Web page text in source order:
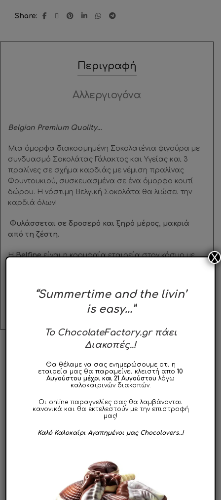
Share
Περιγραφή
Αλλεργιογόνα
Belgian Premium Quality…
Μια όμορφα διακοσμημένη Σοκολατένια φιγούρα με
συνδυασμό Σοκολάτας Γάλακτος και Υγείας και 3
πραλίνες σε σχήμα καρδιάς με γέμιση πραλίνας
Φουντουκιού, συσκευασμένα σε ένα όμορφο κουτί
δώρου. Η νόστιμη Βελγική Σοκολάτα θα λιώσει την
καρδιά όλων!
Φυλάσσεται σε δροσερό και ξηρό μέρος, μακριά
από τη ζέστη.
ΗBelfineείναι η κορυφαία εταιρεία στον κόσμο με
χρησιμοποιείται αποκλειστικά πρώτης ποιότητας
Βέλγικη σοκολάτα.
ΣΧΕΤΙΚΑ ΠΡΟΪΟΝΤΑ
ΔΙΑΘΕΣΙΜΟ
Marshmallows
Καρδούλες Pink – White
Σοκολατένιο Gift Box
Τσαντάκι – Handbag
“Summertime and the livin’
is easy…”
To ChocolateFactory.gr πάει
Διακοπές..!
Θα θέλαμε να σας ενημερώσουμε οτι η
εταιρεία μας θα παραμείνει κλειστή απο 10
Αυγούστου μέχρι και 21 Αυγούστου λόγω
καλοκαιρινών διακοπών.
Οι online παραγγελίες σας θα λαμβάνονται
κανονικά και θα εκτελεστούν με την επιστροφή
μας!
Καλό Καλοκαίρι Αγαπημένοι μας Chocolovers..!
X